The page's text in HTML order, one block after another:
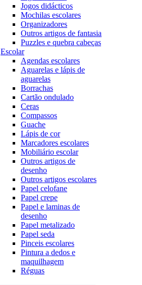
Jogos didácticos
Mochilas escolares
Organizadores
Outros artigos de fantasia
Puzzles e quebra cabeças
Escolar
Agendas escolares
Aguarelas e lápis de
aguarelas
Borrachas
Cartão ondulado
Ceras
Compassos
Guache
Lápis de cor
Marcadores escolares
Mobiliário escolar
Outros artigos de
desenho
Outros artigos escolares
Papel celofane
Papel crepe
Papel e laminas de
desenho
Papel metalizado
Papel seda
Pinceis escolares
Pintura a dedos e
maquilhagem
Réguas